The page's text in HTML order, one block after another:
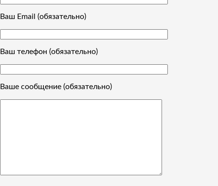
Ваш Email (обязательно)
Ваш телефон (обязательно)
Ваше сообщение (обязательно)